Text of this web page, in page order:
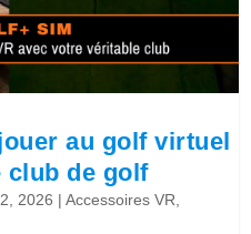
au golf virtuel
club de golf
2026 |Accessoires VR